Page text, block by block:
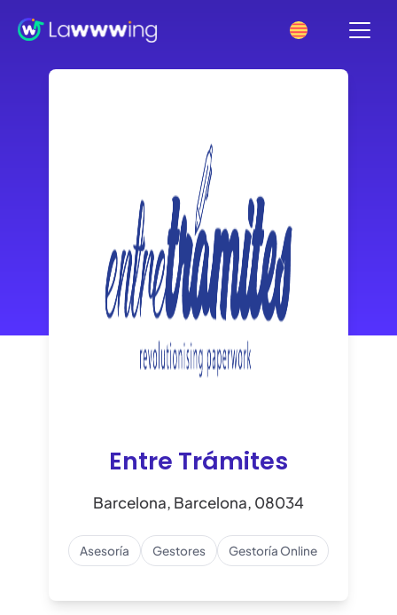
Entre Trámites
Barcelona, Barcelona, 08034
Asesoría Gestores Gestoría Online